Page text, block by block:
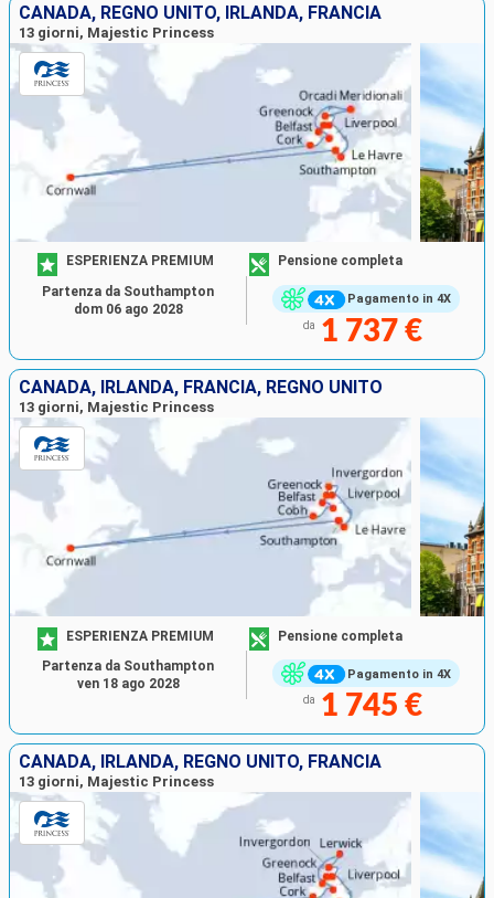
CANADA, REGNO UNITO, IRLANDA, FRANCIA
13 giorni, Majestic Princess
Pagamento in 4X
ESPERIENZA PREMIUM Pensione completa
da 1 737 €
Partenza da Southampton
dom 06 ago 2028
CANADA, IRLANDA, FRANCIA, REGNO UNITO
13 giorni, Majestic Princess
Pagamento in 4X
ESPERIENZA PREMIUM Pensione completa
da 1 745 €
Partenza da Southampton
ven 18 ago 2028
CANADA, IRLANDA, REGNO UNITO, FRANCIA
13 giorni, Majestic Princess